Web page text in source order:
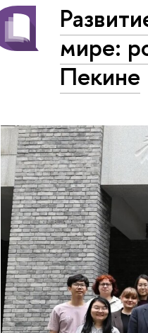
мире:
Пекине